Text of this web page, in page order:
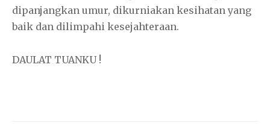
dipanjangkan umur, dikurniakan kesihatan yang
baik dan dilimpahi kesejahteraan.
DAULAT TUANKU !